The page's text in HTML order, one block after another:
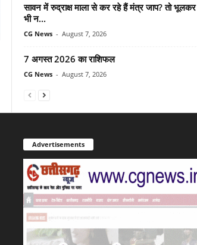
सावन में रुद्राक्ष माला से कर रहे हैं मंत्र जाप? तो भूलकर
भी न...
CG News - August 7, 2026
7 अगस्त 2026 का राशिफल
CG News - August 7, 2026
Advertisements